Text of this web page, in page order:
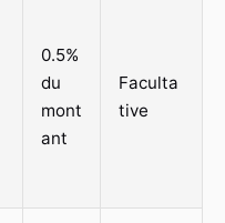
0.5%
du
mont
ant
Faculta
tive